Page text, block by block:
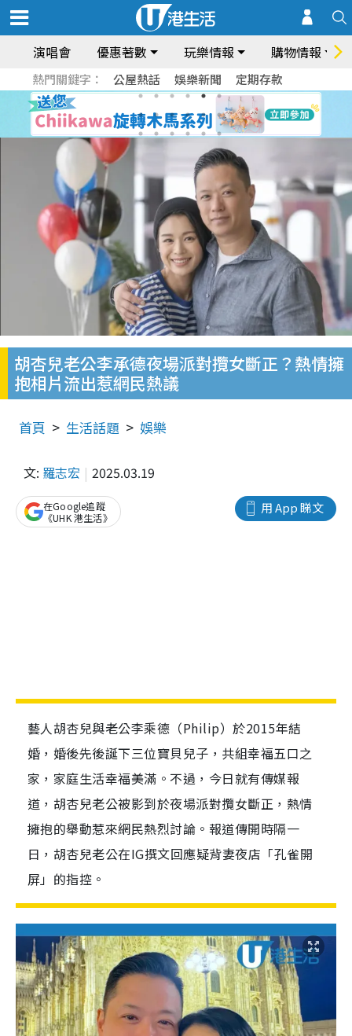
演唱會 優惠著數 玩樂情報 購物情報
熱門關鍵字： 公屋熱話 娛樂新聞 定期存款
胡杏兒老公李承德夜場派對攬女斷正？熱情擁
抱相片流出惹網民熱議
首頁 生活話題 娛樂
文: 羅志宏 2025.03.19
用 App 睇文
在Google追蹤
《UHK 港生活》
藝人胡杏兒與老公李乘德（Philip）於2015年結
婚，婚後先後誕下三位寶貝兒子，共組幸福五口之
家，家庭生活幸福美滿。不過，今日就有傳媒報
道，胡杏兒老公被影到於夜場派對攬女斷正，熱情
擁抱的舉動惹來網民熱烈討論。報道傳開時隔一
日，胡杏兒老公在IG撰文回應疑背妻夜店「孔雀開
屏」的指控。